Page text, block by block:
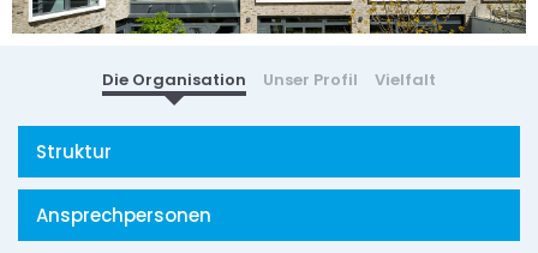
Die Organisation Unser Profil Vielfalt
Struktur
Ansprechpersonen